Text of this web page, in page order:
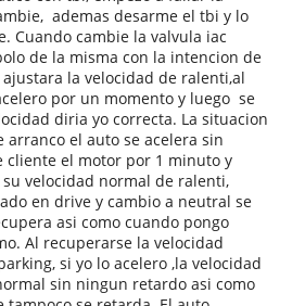
ademas desarme el tbi y lo
Cuando cambie la valvula iac
de la misma con la intencion de
la velocidad de ralenti,al
por un momento y luego se
diria yo correcta. La situacion
arranco el auto se acelera sin
cliente el motor por 1 minuto y
velocidad normal de ralenti,
en drive y cambio a neutral se
asi como cuando pongo
Al recuperarse la velocidad
si yo lo acelero ,la velocidad
sin ningun retardo asi como